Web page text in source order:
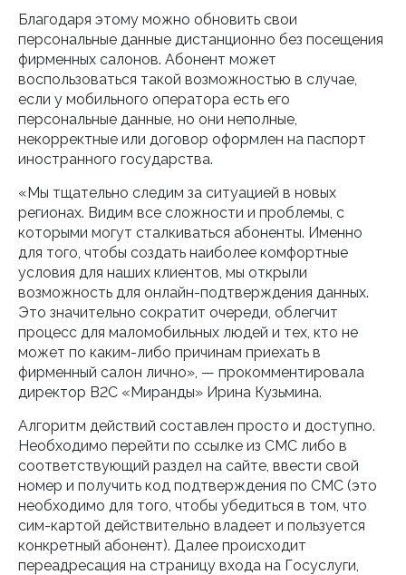
Благодаря этому можно обновить свои
персональные данные дистанционно без посещения
фирменных салонов. Абонент может
воспользоваться такой возможностью в случае,
если у мобильного оператора есть его
персональные данные, но они неполные,
некорректные или договор оформлен на паспорт
иностранного государства.
«Мы тщательно следим за ситуацией в новых
регионах. Видим все сложности и проблемы, с
которыми могут сталкиваться абоненты. Именно
для того, чтобы создать наиболее комфортные
условия для наших клиентов, мы открыли
возможность для онлайн-подтверждения данных.
Это значительно сократит очереди, облегчит
процесс для маломобильных людей и тех, кто не
может по каким-либо причинам приехать в
фирменный салон лично», — прокомментировала
директор B2C «Миранды» Ирина Кузьмина.
Алгоритм действий составлен просто и доступно.
Необходимо перейти по ссылке из СМС либо в
соответствующий раздел на сайте, ввести свой
номер и получить код подтверждения по СМС (это
необходимо для того, чтобы убедиться в том, что
сим-картой действительно владеет и пользуется
конкретный абонент). Далее происходит
переадресация на страницу входа на Госуслуги,